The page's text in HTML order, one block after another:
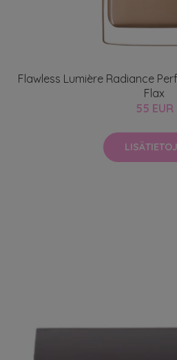
Flawless Lumière Radiance
Flax
55 EUR